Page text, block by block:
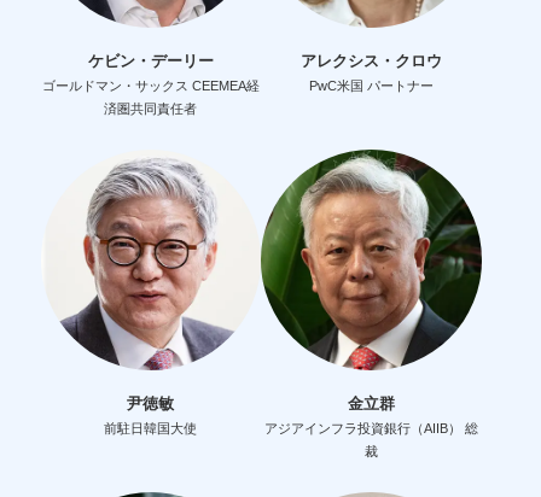
ケビン・デーリー
ゴールドマン・サックス CEEMEA経
済圏共同責任者
アレクシス・クロウ
PwC米国 パートナー
尹徳敏
前駐日韓国大使
金立群
アジアインフラ投資銀行（AIIB） 総
裁